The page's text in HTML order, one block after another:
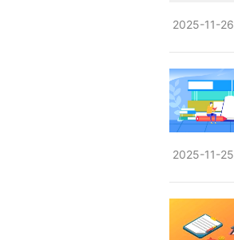
2025-11-26
2025-11-25